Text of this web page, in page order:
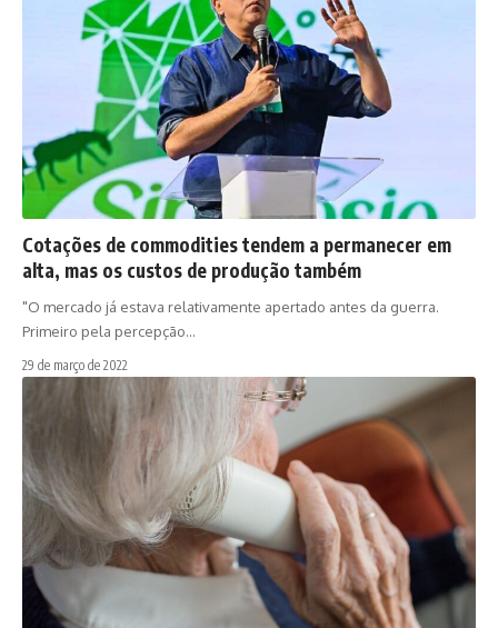
Cotações de commodities tendem a permanecer em
alta, mas os custos de produção também
"O mercado já estava relativamente apertado antes da guerra.
Primeiro pela percepção…
29 de março de 2022